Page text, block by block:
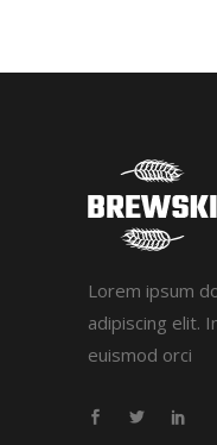
Lorem ipsum
adipiscing elit.
euismod orci